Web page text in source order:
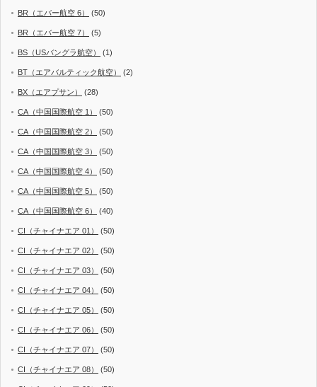
BR（エバー航空 6） (50)
BR（エバー航空 7） (5)
BS（USバングラ航空） (1)
BT（エアバルティック航空） (2)
BX（エアプサン） (28)
CA（中国国際航空 1） (50)
CA（中国国際航空 2） (50)
CA（中国国際航空 3） (50)
CA（中国国際航空 4） (50)
CA（中国国際航空 5） (50)
CA（中国国際航空 6） (40)
CI（チャイナエア 01） (50)
CI（チャイナエア 02） (50)
CI（チャイナエア 03） (50)
CI（チャイナエア 04） (50)
CI（チャイナエア 05） (50)
CI（チャイナエア 06） (50)
CI（チャイナエア 07） (50)
CI（チャイナエア 08） (50)